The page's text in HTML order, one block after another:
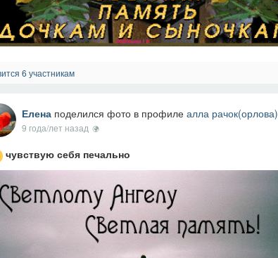
6 участникам
Елена поделился фото в профилеалла рачок(орлова)
9 года/лет назад
чувствую себя печально